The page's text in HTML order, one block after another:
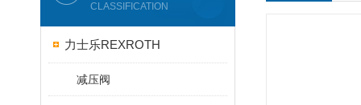
CLASSIFICATION
力士乐REXROTH
减压阀